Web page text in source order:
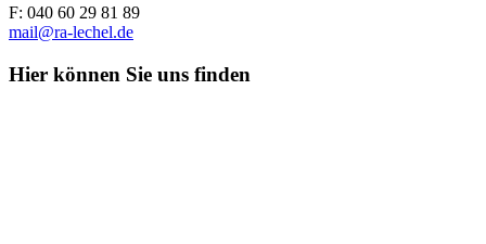
F: 040 60 29 81 89
mail@ra-lechel.de
Hier können Sie uns finden